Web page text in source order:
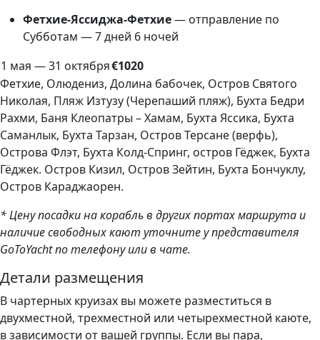
Фетхие-Яссиджа-Фетхие— отправление по
Субботам — 7 дней 6 ночей
1 мая — 31 октября€1020
Фетхие, Олюдениз, Долина бабочек, Остров Святого
Николая, Пляж Изтузу (Черепаший пляж), Бухта Бедри
Рахми, Баня Клеопатры – Хамам, Бухта Яссика, Бухта
Саманлык, Бухта Тарзан, Остров Терсане (верфь),
Острова Флэт, Бухта Колд-Спринг, остров Гёджек, Бухта
Гёджек. Остров Кизил, Остров Зейтин, Бухта Бончуклу,
Остров Караджаорен.
* Цену посадки на корабль в других портах маршрута и
наличие свободных кают уточните у представителя
GoToYacht по телефону или в чате.
Детали размещения
В чартерных круизах вы можете разместиться в
двухместной, трехместной или четырехместной каюте,
в зависимости от вашей группы. Если вы пара,